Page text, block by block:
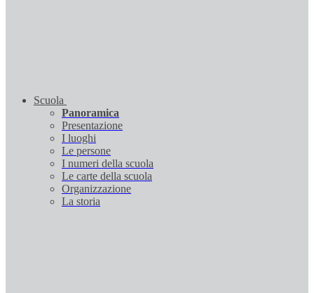
Scuola
Panoramica
Presentazione
I luoghi
Le persone
I numeri della scuola
Le carte della scuola
Organizzazione
La storia